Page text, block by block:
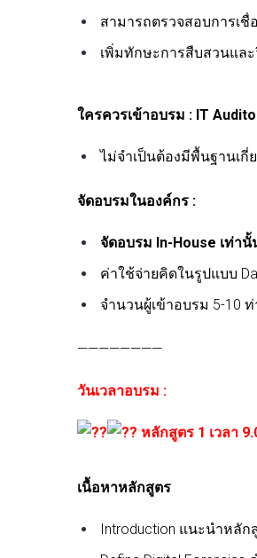
สามารถตรวจสอบการเชื่
เพิ่มทักษะการสืบสวนแล
ใครควรเข้าอบรม : IT
ไม่จำเป็นต้องมีพื้นฐานเกี่
จัดอบรมในองค์กร :
จัดอบรม In-House เท่านั้
ค่าใช้จ่ายคิดในรูปแบบ
จำนวนผู้เข้าอบรม 5-10
————————
วันเวลาอบรม :
หลักสูตร 1 เวลา
เนื้อหาหลักสูตร
Introduction แนะนำหลัก